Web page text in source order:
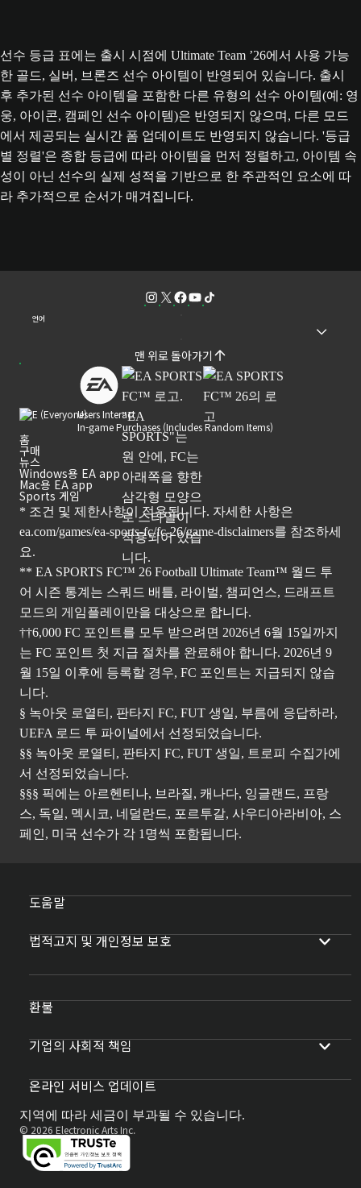
선수 등급 표에는 출시 시점에 Ultimate Team ’26에서 사용 가능
한 골드, 실버, 브론즈 선수 아이템이 반영되어 있습니다. 출시
후 추가된 선수 아이템을 포함한 다른 유형의 선수 아이템(예: 영
웅, 아이콘, 캠페인 선수 아이템)은 반영되지 않으며, 다른 모드
에서 제공되는 실시간 폼 업데이트도 반영되지 않습니다. '등급
별 정렬'은 종합 등급에 따라 아이템을 먼저 정렬하고, 아이템 속
성이 아닌 선수의 실제 성적을 기반으로 한 주관적인 요소에 따
라 추가적으로 순서가 매겨집니다.
언어
맨 위로 돌아가기
Users Interact
In-game Purchases (Includes Random Items)
홈
구매
뉴스
Windows용 EA app
Mac용 EA app
Sports 게임
* 조건 및 제한사항이 적용됩니다. 자세한 사항은
ea.com/games/ea-sports-fc/fc-26/game-disclaimers를 참조하세
요.
** EA SPORTS FC™ 26 Football Ultimate Team™ 월드 투
어 시즌 통계는 스쿼드 배틀, 라이벌, 챔피언스, 드래프트
모드의 게임플레이만을 대상으로 합니다.
††6,000 FC 포인트를 모두 받으려면 2026년 6월 15일까지
는 FC 포인트 첫 지급 절차를 완료해야 합니다. 2026년 9
월 15일 이후에 등록할 경우, FC 포인트는 지급되지 않습
니다.
§ 녹아웃 로열티, 판타지 FC, FUT 생일, 부름에 응답하라,
UEFA 로드 투 파이널에서 선정되었습니다.
§§ 녹아웃 로열티, 판타지 FC, FUT 생일, 트로피 수집가에
서 선정되었습니다.
§§§ 픽에는 아르헨티나, 브라질, 캐나다, 잉글랜드, 프랑
스, 독일, 멕시코, 네덜란드, 포르투갈, 사우디아라비아, 스
페인, 미국 선수가 각 1명씩 포함됩니다.
도움말
법적고지 및 개인정보 보호
환불
기업의 사회적 책임
온라인 서비스 업데이트
지역에 따라 세금이 부과될 수 있습니다.
© 2026 Electronic Arts Inc.